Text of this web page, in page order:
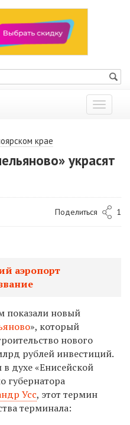
Показать
меню
крае
украсят
Поделиться 1
аэропорт
показали новый
», который
нового
рублей инвестиций.
духе «Енисейской
губернатора
Усс, этот термин
терминала: